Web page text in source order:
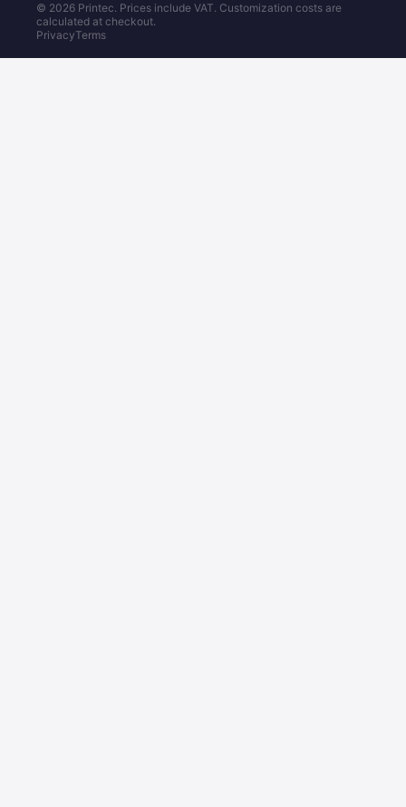
© 2026 Printec. Prices include VAT. Customization costs are
calculated at checkout.
PrivacyTerms